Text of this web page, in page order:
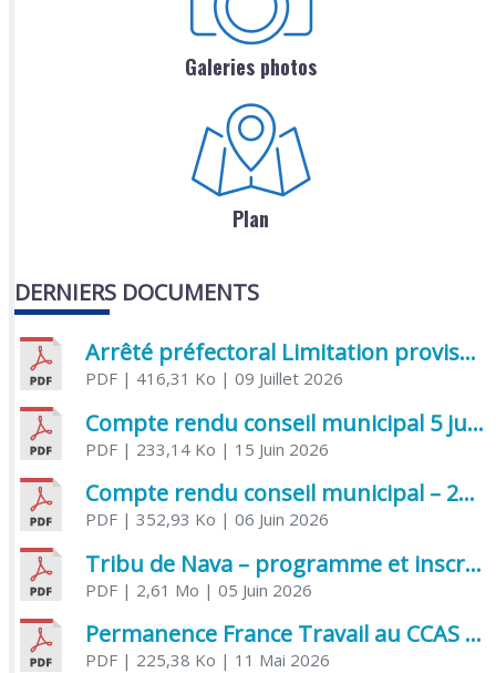
Galeries photos
Plan
DERNIERS DOCUMENTS
Arrêté préfectoral Limitation provisoire des usages de l’eau
PDF| 416,31 Ko | 09 Juillet 2026
Compte rendu conseil municipal 5 juin 2026 sénatoriale
PDF| 233,14 Ko | 15 Juin 2026
Compte rendu conseil municipal – 21 avril 2026
PDF| 352,93 Ko | 06 Juin 2026
Tribu de Nava – programme et inscriptions été 2026
PDF| 2,61 Mo | 05 Juin 2026
Permanence France Travail au CCAS de Saujon Juin 2026
PDF| 225,38 Ko | 11 Mai 2026